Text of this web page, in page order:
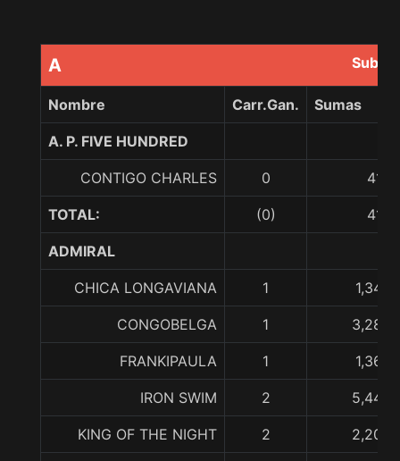
A Subir
Nombre Carr.Gan. Sumas
A. P. FIVE HUNDRED
CONTIGO CHARLES 0
TOTAL: (0)
ADMIRAL
CHICA LONGAVIANA 1
CONGOBELGA 1
FRANKIPAULA 1
IRON SWIM 2
KING OF THE NIGHT 2